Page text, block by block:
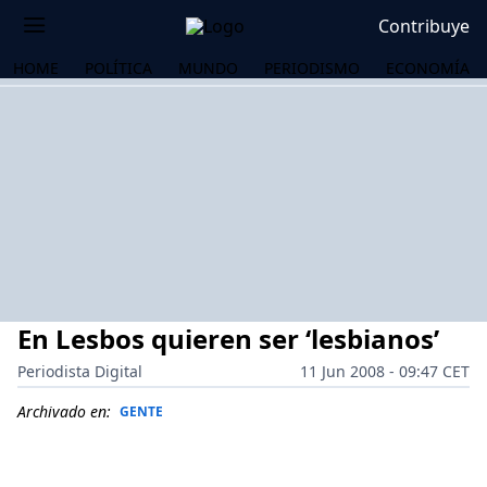
Contribuye
HOME POLÍTICA MUNDO PERIODISMO ECONOMÍA
En Lesbos quieren ser ‘lesbianos’
Periodista Digital
11 Jun 2008 - 09:47 CET
Archivado en: GENTE